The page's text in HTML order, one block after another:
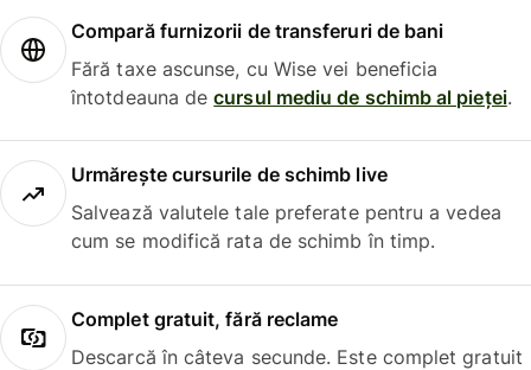
Compară furnizorii de transferuri de bani
Fără taxe ascunse, cu Wise vei beneficia
întotdeauna decursul mediu de schimb al pieței.
Urmărește cursurile de schimb live
Salvează valutele tale preferate pentru a vedea
cum se modifică rata de schimb în timp.
Complet gratuit, fără reclame
Descarcă în câteva secunde. Este complet gratuit